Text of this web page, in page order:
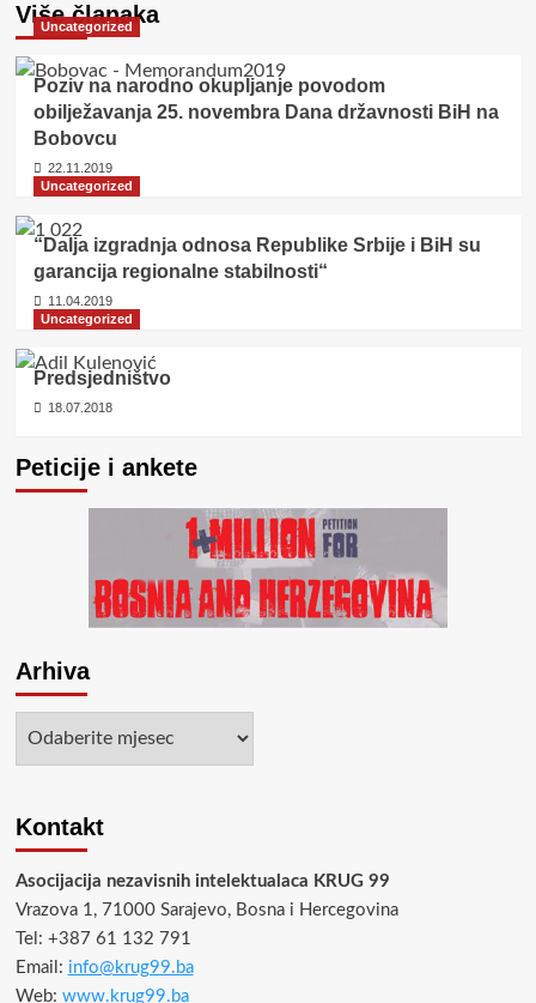
Više članaka
Uncategorized
Poziv na narodno okupljanje povodom
obilježavanja 25. novembra Dana državnosti BiH na
Bobovcu
22.11.2019
Uncategorized
“Dalja izgradnja odnosa Republike Srbije i BiH su
garancija regionalne stabilnosti“
11.04.2019
Uncategorized
Predsjedništvo
18.07.2018
Peticije i ankete
Arhiva
Kontakt
Asocijacija nezavisnih intelektualaca KRUG 99
Vrazova 1, 71000 Sarajevo, Bosna i Hercegovina
Tel: +387 61 132 791
Email: info@krug99.ba
Web: www.krug99.ba